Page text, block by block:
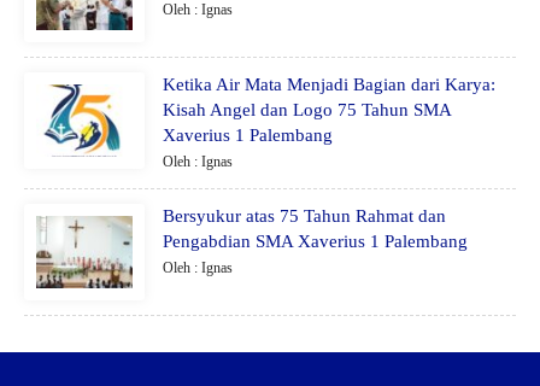
Oleh : Ignas
Ketika Air Mata Menjadi Bagian dari Karya:
Kisah Angel dan Logo 75 Tahun SMA
Xaverius 1 Palembang
Oleh : Ignas
Bersyukur atas 75 Tahun Rahmat dan
Pengabdian SMA Xaverius 1 Palembang
Oleh : Ignas